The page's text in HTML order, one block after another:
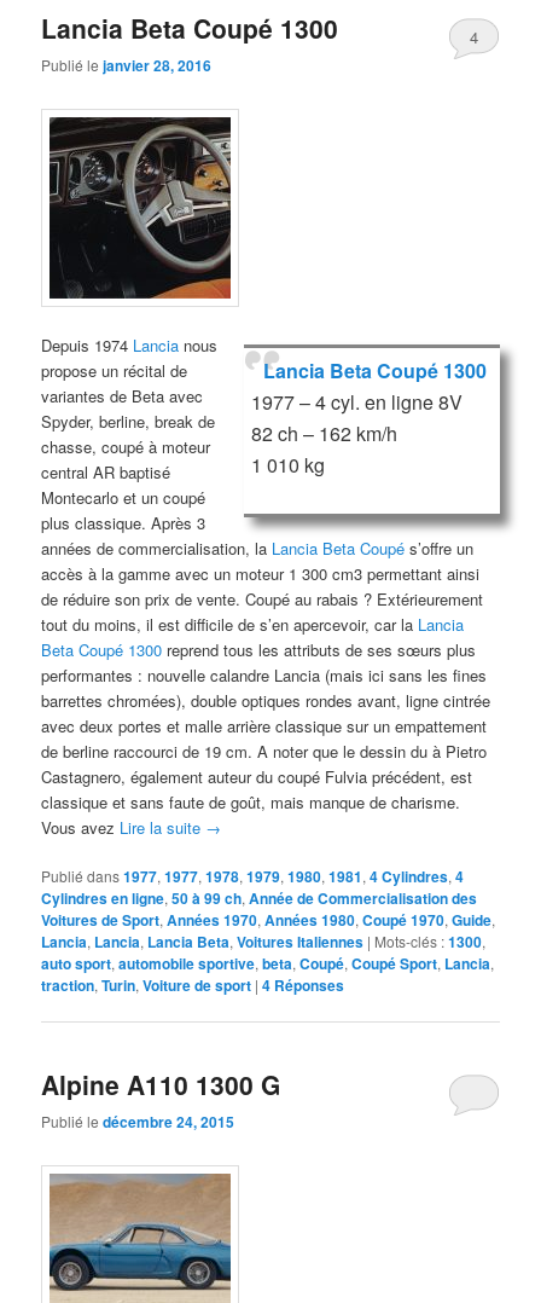
Lancia Beta Coupé 1300
Publié lejanvier 28, 2016
4
Lancia Beta Coupé 1300
1977 – 4 cyl. en ligne 8V
82 ch – 162 km/h
1 010 kg
Depuis 1974 Lancia nous
propose un récital de
variantes de Beta avec
Spyder, berline, break de
chasse, coupé à moteur
central AR baptisé
Montecarlo et un coupé
plus classique. Après 3
années de commercialisation, la Lancia Beta Coupé s’offre un
accès à la gamme avec un moteur 1 300 cm3 permettant ainsi
de réduire son prix de vente. Coupé au rabais ? Extérieurement
tout du moins, il est difficile de s’en apercevoir, car la Lancia
Beta Coupé 1300 reprend tous les attributs de ses sœurs plus
performantes : nouvelle calandre Lancia (mais ici sans les fines
barrettes chromées), double optiques rondes avant, ligne cintrée
avec deux portes et malle arrière classique sur un empattement
de berline raccourci de 19 cm. A noter que le dessin du à Pietro
Castagnero, également auteur du coupé Fulvia précédent, est
classique et sans faute de goût, mais manque de charisme.
Vous avez Lire la suite →
Publié dans1977,1977,1978,1979,1980,1981,4 Cylindres,4
Cylindres en ligne,50 à 99 ch,Année de Commercialisation des
Voitures de Sport,Années 1970,Années 1980,Coupé 1970,Guide,
Lancia, Lancia, Lancia Beta,Voitures Italiennes | Mots-clés :1300,
auto sport,automobile sportive,beta,Coupé,Coupé Sport, Lancia,
traction,Turin,Voiture de sport |4 Réponses
Alpine A110 1300 G
Publié ledécembre 24, 2015